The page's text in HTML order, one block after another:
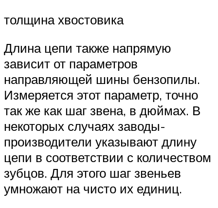
толщина хвостовика
Длина цепи также напрямую
зависит от параметров
направляющей шины бензопилы.
Измеряется этот параметр, точно
так же как шаг звена, в дюймах. В
некоторых случаях заводы-
производители указывают длину
цепи в соответствии с количеством
зубцов. Для этого шаг звеньев
умножают на чисто их единиц.